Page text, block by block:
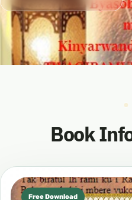
Book
Free Download